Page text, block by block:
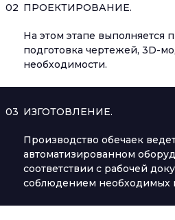
02 ПРОЕКТИРОВАНИЕ.
На этом этапе выполняется
подготовка чертежей, 3D-
необходимости.
03 ИЗГОТОВЛЕНИЕ.
Производство обечаек
автоматизированном
соответствии с рабочей
соблюдением необходимых